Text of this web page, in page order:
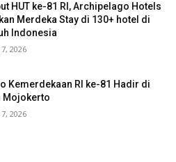
HUT ke-81 RI, Archipelago Hotels
Merdeka Stay di 130+ hotel di
Indonesia
2026
Kemerdekaan RI ke-81 Hadir di
Mojokerto
2026